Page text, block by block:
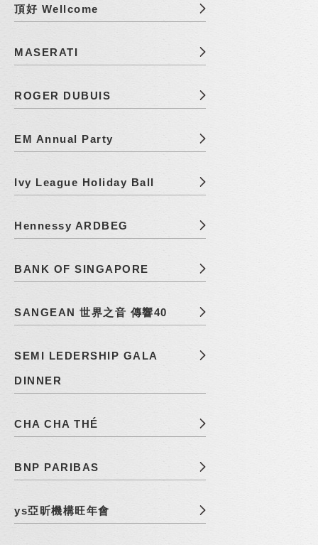
頂好 Wellcome
MASERATI
ROGER DUBUIS
EM Annual Party
Ivy League Holiday Ball
Hennessy ARDBEG
BANK OF SINGAPORE
SANGEAN 世界之音 傳響40
SEMI LEDERSHIP GALA
DINNER
CHA CHA THÉ
BNP PARIBAS
ys亞昕機構旺年會